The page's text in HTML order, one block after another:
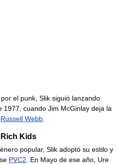
el punk, Slik siguió lanzando
1977, cuando Jim McGinlay deja la
Russell Webb
Kids
popular, Slik adoptó su estilo y
PVC2 . En Mayo de ese año, Ure